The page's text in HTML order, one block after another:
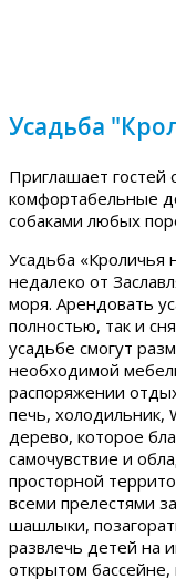
Усадьба
Приглашает гостей
комфортабельные
собаками любых
Усадьба «Кроличья
недалеко от
моря. Арендовать
полностью, так и
усадьбе смогут
необходимой
распоряжении
печь, холодильник,
дерево, которое
самочувствие и
просторной
всеми прелестями
шашлыки,
развлечь детей на
открытом